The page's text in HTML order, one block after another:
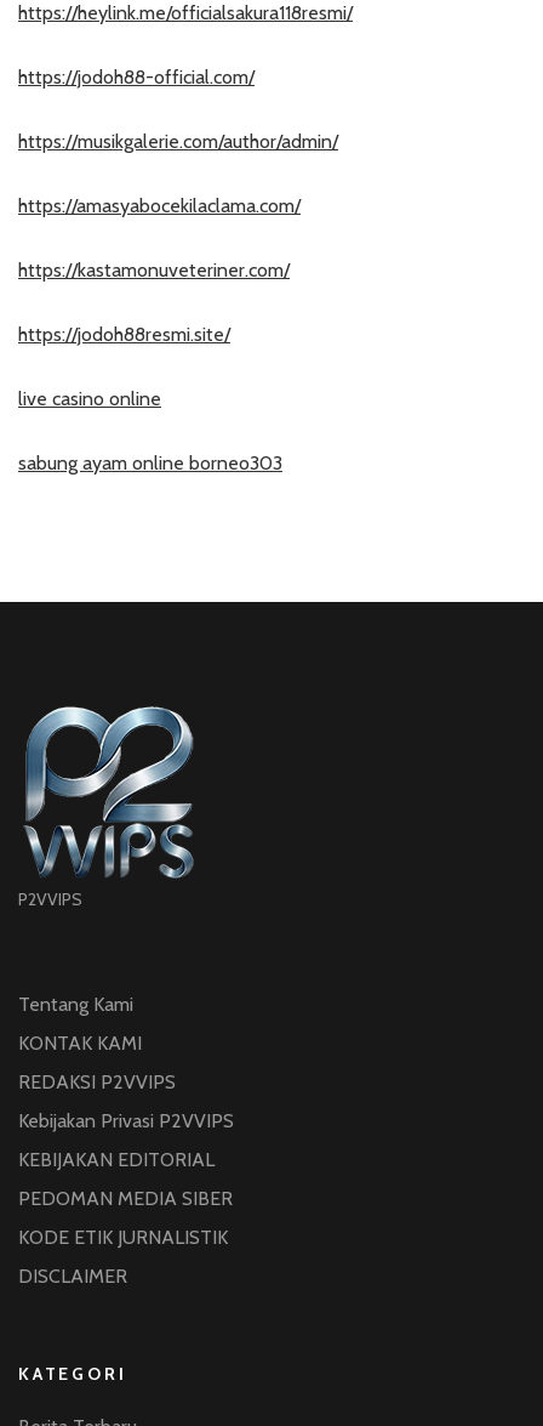
https://heylink.me/officialsakura118resmi/
https://jodoh88-official.com/
https://musikgalerie.com/author/admin/
https://amasyabocekilaclama.com/
https://kastamonuveteriner.com/
https://jodoh88resmi.site/
live casino online
sabung ayam online borneo303
P2VVIPS
Tentang Kami
KONTAK KAMI
REDAKSI P2VVIPS
Kebijakan Privasi P2VVIPS
KEBIJAKAN EDITORIAL
PEDOMAN MEDIA SIBER
KODE ETIK JURNALISTIK
DISCLAIMER
KATEGORI